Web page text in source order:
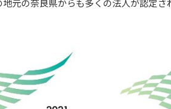
元の奈良県からも多くの法人が認定さ